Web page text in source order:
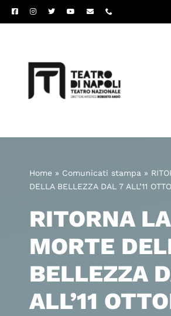
Salta
al
Home» Comunicati stampa »
DELLA BELLEZZA DAL 7 ALL’11
RITORNA LA
MORTE
BELLEZZA
ALL’11